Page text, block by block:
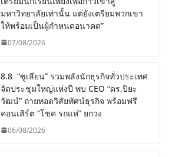
มหาวิทยาลัยเท่านั้น แต่ยังเตรียมพวกเขา
ให้พร้อมเป็นผู้กำหนดอนาคต”
07/08/2026
8.8 “ซูเลียน” รวมพลังนักธุรกิจทั่วประเทศ
จัดประชุมใหญ่แห่งปี พบ CEO “ดร.ปิยะ
วัฒน์” ถ่ายทอดวิสัยทัศน์ธุรกิจ พร้อมฟรี
คอนเสิร์ต “โชค รถแห่” ยกวง
06/08/2026